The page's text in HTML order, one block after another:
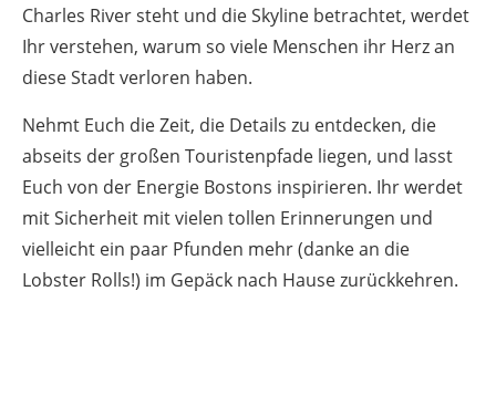
Charles River steht und die Skyline betrachtet, werdet
Ihr verstehen, warum so viele Menschen ihr Herz an
diese Stadt verloren haben.
Nehmt Euch die Zeit, die Details zu entdecken, die
abseits der großen Touristenpfade liegen, und lasst
Euch von der Energie Bostons inspirieren. Ihr werdet
mit Sicherheit mit vielen tollen Erinnerungen und
vielleicht ein paar Pfunden mehr (danke an die
Lobster Rolls!) im Gepäck nach Hause zurückkehren.